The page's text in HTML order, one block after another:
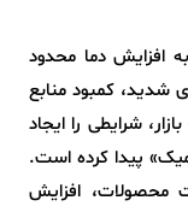
افزایش دما محدود
شدید، کمبود منابع
شرایطی را ایجاد
پیدا کرده است.
محصولات، افزایش